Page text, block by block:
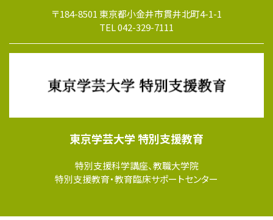
〒184-8501 東京都小金井市貫井北町4-1-1
TEL 042-329-7111
東京学芸大学 特別支援教育
特別支援科学講座、教職大学院
特別支援教育・教育臨床サポートセンター